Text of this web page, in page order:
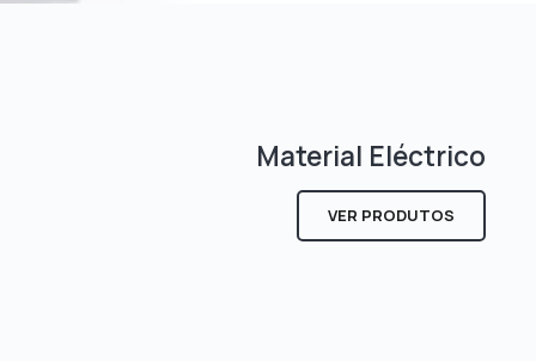
Material Eléctrico
VER PRODUTOS